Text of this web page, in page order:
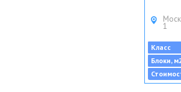
1
Класс
Блоки,